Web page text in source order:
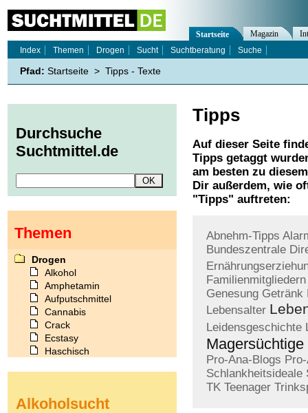
Tipps
Auf dieser Seite
Tipps getaggt
am besten zu
Dir außerdem, wie
"Tipps" auftreten:
Abnehm-Tipps
Bundeszentrale
Familienmitgliedern
Genesung Getränk
Lebensalter
Leidensgeschichte
Magersüchtige
Pro-Ana-Blogs
Schlankheitsideale
TK Teenager
Startseite Magazin
Index
Themen Drogen Sucht Suchtberatung Suche
Pfad: Startseite > Tipps - Texte
Durchsuche
Suchtmittel.de
Themen
Drogen
Alkohol
Amphetamin
Aufputschmittel
Cannabis
Crack
Ecstasy
Haschisch
Kokain
Alkoholsucht